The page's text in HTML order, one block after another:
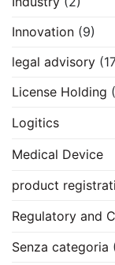
Innovation (9)
legal advisory
License Holding
Logitics
Medical Device
product
Regulatory and
Senza categoria